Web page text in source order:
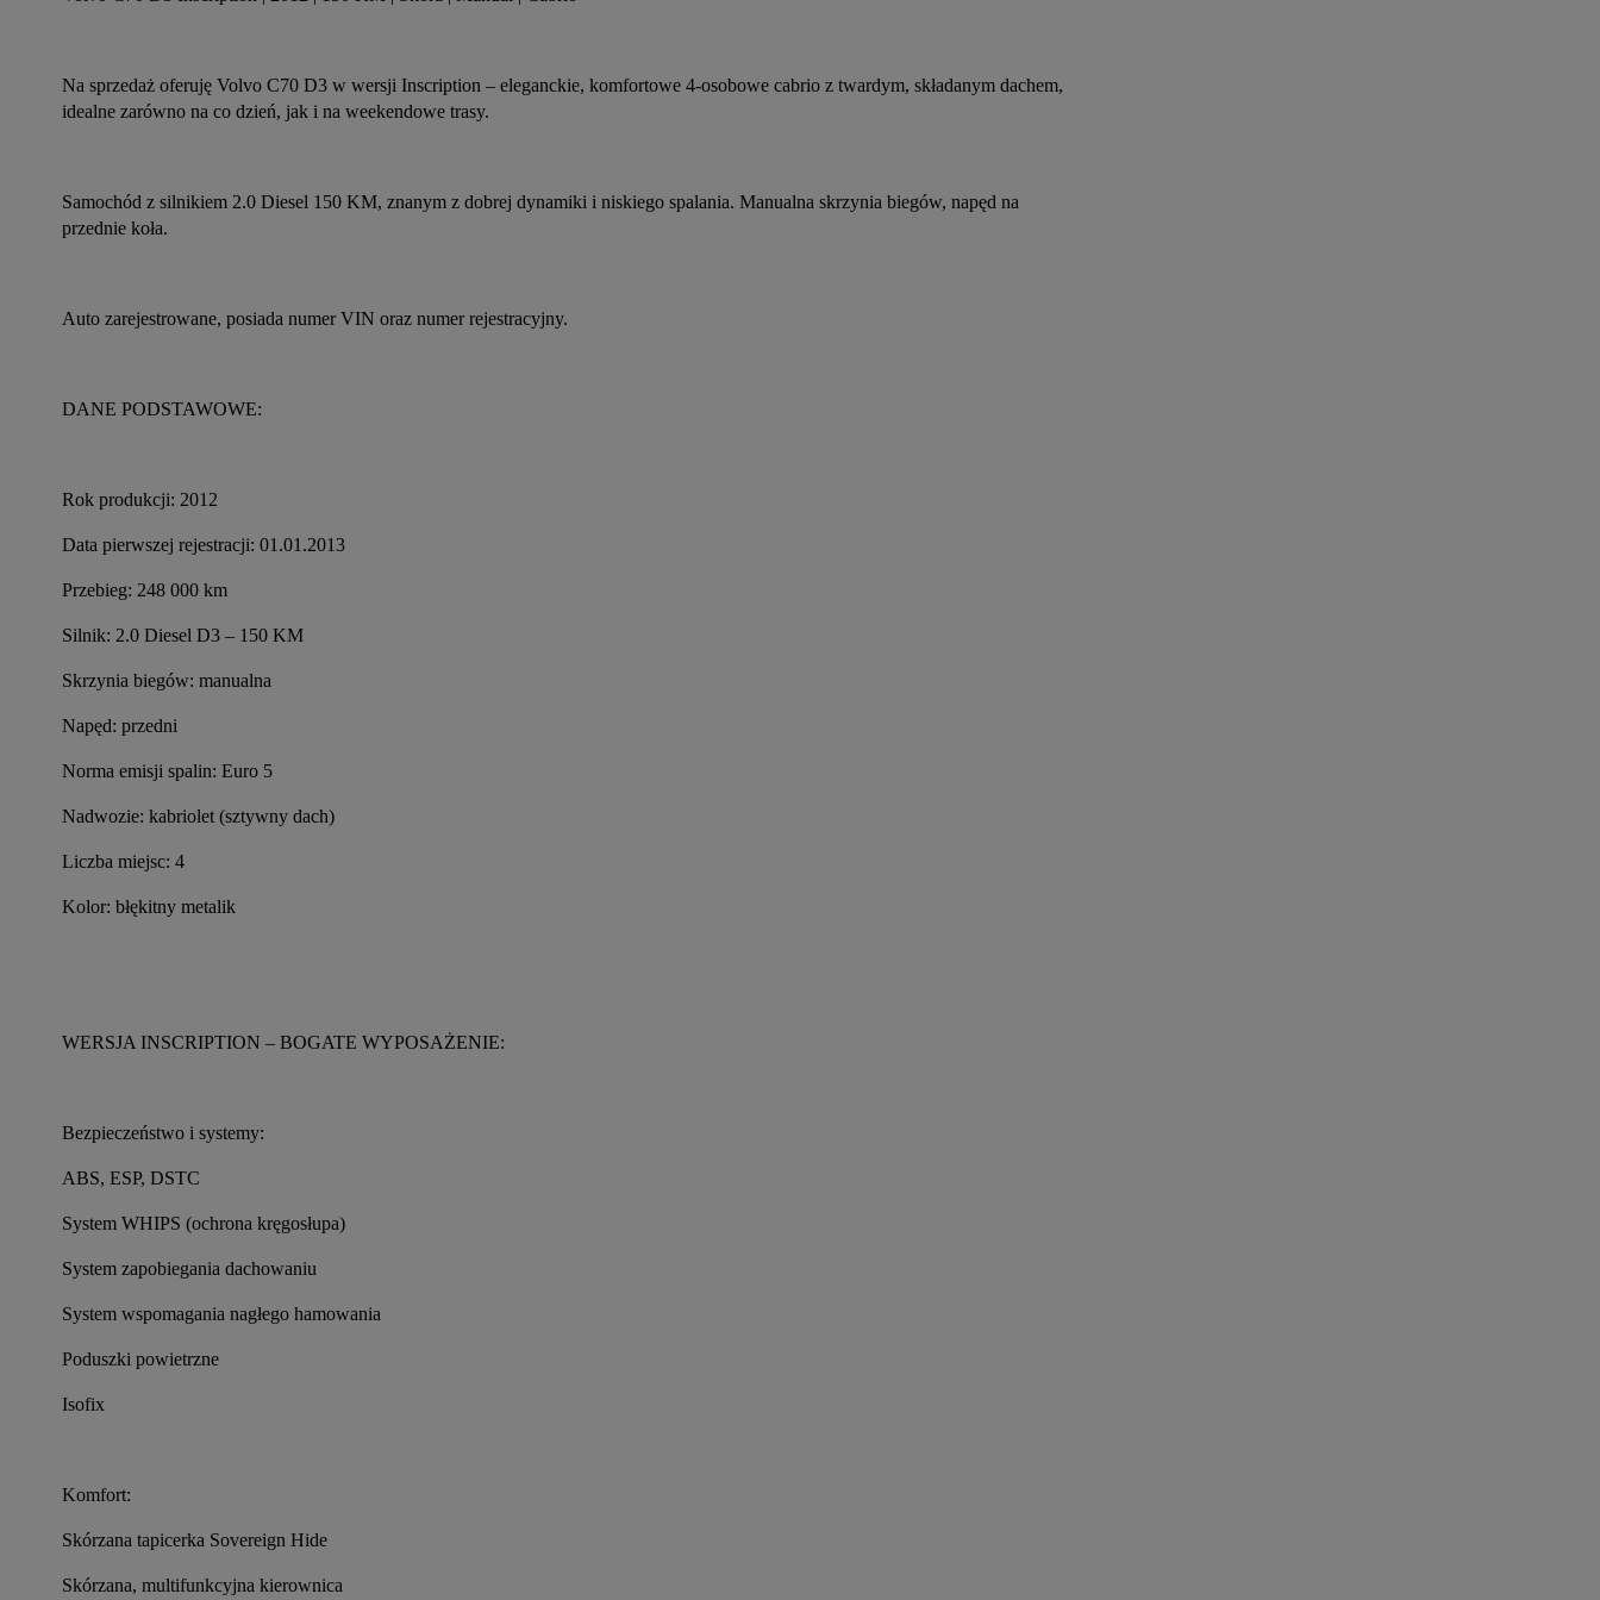
Na sprzedaż oferuję Volvo C70 D3 w wersji Inscription – eleganckie, komfortowe 4-osobowe cabrio z twardym, składanym dachem,
idealne zarówno na co dzień, jak i na weekendowe trasy.
Samochód z silnikiem 2.0 Diesel 150 KM, znanym z dobrej dynamiki i niskiego spalania. Manualna skrzynia biegów, napęd na
przednie koła.
Auto zarejestrowane, posiada numer VIN oraz numer rejestracyjny.
DANE PODSTAWOWE:
Rok produkcji: 2012
Data pierwszej rejestracji: 01.01.2013
Przebieg: 248 000 km
Silnik: 2.0 Diesel D3 – 150 KM
Skrzynia biegów: manualna
Napęd: przedni
Norma emisji spalin: Euro 5
Nadwozie: kabriolet (sztywny dach)
Liczba miejsc: 4
Kolor: błękitny metalik
WERSJA INSCRIPTION – BOGATE WYPOSAŻENIE:
Bezpieczeństwo i systemy:
ABS, ESP, DSTC
System WHIPS (ochrona kręgosłupa)
System zapobiegania dachowaniu
System wspomagania nagłego hamowania
Poduszki powietrzne
Isofix
Komfort:
Skórzana tapicerka Sovereign Hide
Skórzana, multifunkcyjna kierownica